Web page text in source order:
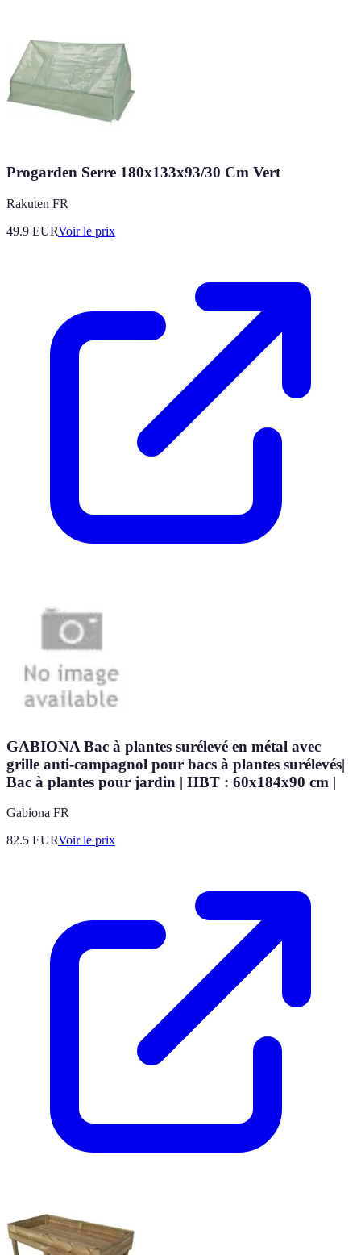
Progarden Serre 180x133x93/30 Cm Vert
Rakuten FR
49.9 EURVoir le prix
GABIONA Bac à plantes surélevé en métal avec
grille anti-campagnol pour bacs à plantes surélevés|
Bac à plantes pour jardin | HBT : 60x184x90 cm |
Gabiona FR
82.5 EURVoir le prix